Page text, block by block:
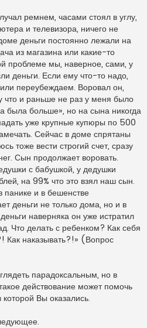
ремнем, часами стоял в углу,
и телевизора, ничего не
деньги постоянно лежали на
из магазина или какие-то
проблеме мы, наверное, сами, у
деньги. Если ему что-то надо,
переубеждаем. Воровал он,
что и раньше не раз у меня было
была больше», но на сына никогда
уже крупные купюры по 500
Сейчас в доме спрятаны
тоже вести строгий счет, сразу
Сын продолжает воровать.
с бабушкой, у дедушки
на 99% что это взял наш сын.
панике и в бешенстве
деньги не только дома, но и в
наверняка он уже истратил
Что делать с ребенком? Как себя
Как наказывать?!» (Вопрос
парадоксальным, но в
действование может помочь
Вы оказались.